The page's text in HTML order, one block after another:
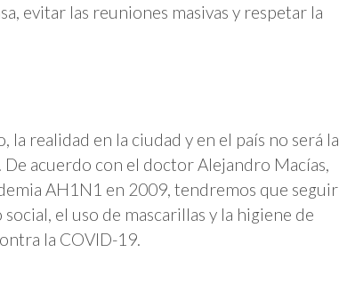
evitar las reuniones masivas y respetar la
la realidad en la ciudad y en el país no será la
De acuerdo con el doctor Alejandro Macías,
AH1N1 en 2009, tendremos que seguir
el uso de mascarillas y la higiene de
la COVID-19.